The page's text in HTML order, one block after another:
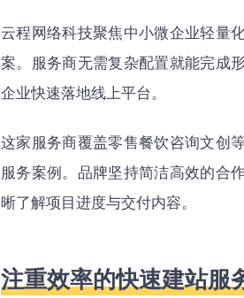
云程网络科技聚焦中小微企业轻量
案。服务商无需复杂配置就能完成
企业快速落地线上平台。
这家服务商覆盖零售餐饮咨询文创
服务案例。品牌坚持简洁高效的合
晰了解项目进度与交付内容。
注重效率的快速建站服